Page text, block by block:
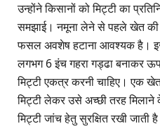
उन्होंने किसानों को मिट्टी का
समझाई। नमूना लेने से पहले खेत की
फसल अवशेष हटाना आवश्यक है।
लगभग 6 इंच गहरा गड्ढा बनाकर
मिट्टी एकत्र करनी चाहिए। एक
मिट्टी लेकर उसे अच्छी तरह
मिट्टी जांच हेतु सुरक्षित रखी जाती